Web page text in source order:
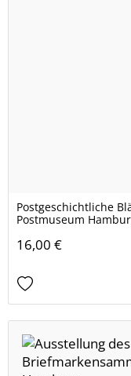
Postgeschichtliche
Postmuseum
16,00 €